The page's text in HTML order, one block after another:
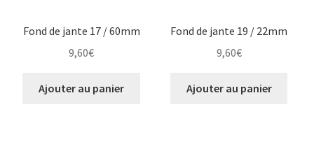
Fond de jante 17 / 60mm
9,60€
Ajouter au panier
Fond de jante 19 / 22mm
9,60€
Ajouter au panier